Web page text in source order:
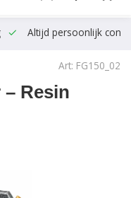
Altijd persoonlijk
Art: FG150_02
Resin